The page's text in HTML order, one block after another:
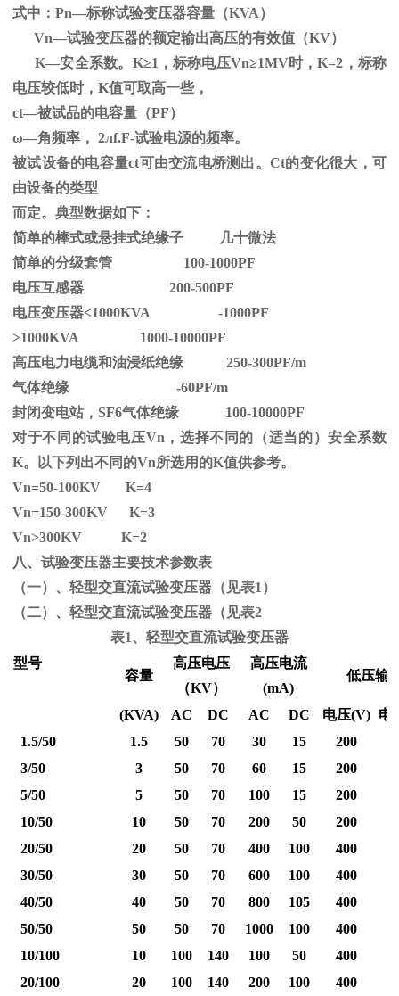
式中： Pn—标称试验变压器容量（KVA）
Vn—试验变压器的额定输出高压的有效值（KV）
K—安全系数。 K≥1，标称电压Vn≥1MV时，K=2，标称
电压较低时，K值可取高一些，
ct—被试品的电容量（PF）
ω—角频率， 2лf.F-试验电源的频率。
被试设备的电容量ct可由交流电桥测出。Ct的变化很大，可
由设备的类型
而定。典型数据如下：
简单的棒式或悬挂式绝缘子 几十微法
简单的分级套管 100-1000PF
电压互感器 200-500PF
电压变压器<1000KVA -1000PF
>1000KVA 1000-10000PF
高压电力电缆和油浸纸绝缘 250-300PF/m
气体绝缘 -60PF/m
封闭变电站，SF6气体绝缘 100-10000PF
对于不同的试验电压Vn ，选择不同的（适当的）安全系数
K。以下列出不同的Vn所选用的K值供参考。
Vn=50-100KV K=4
Vn=150-300KV K=3
Vn>300KV K=2
八、试验变压器主要技术参数表
（一）、轻型交直流试验变压器（见表1）
（二）、轻型交直流试验变压器（见表2
表1、轻型交直流试验变压器
型号
容量
高压电压
（KV）
高压电流
(mA)
低压输
(KVA) AC DC AC DC 电压(V) 电
1.5/50
1.5 50 70 30 15 200
3/50
3 50 70 60 15 200
5/50
5 50 70 100 15 200
10/50
10 50 70 200 50 200
20/50
20 50 70 400 100 400
30/50
30 50 70 600 100 400
40/50
40 50 70 800 105 400
50/50
50 50 70 1000 100 400
10/100
10 100 140 100 50 400
20/100
20 100 140 200 100 400